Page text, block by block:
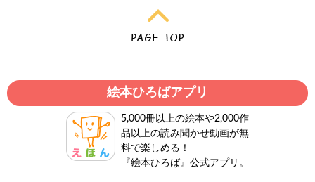
絵本ひろばアプリ
5,000冊以上の絵本や2,000作
品以上の読み聞かせ動画が無
料で楽しめる！
『絵本ひろば』公式アプリ。